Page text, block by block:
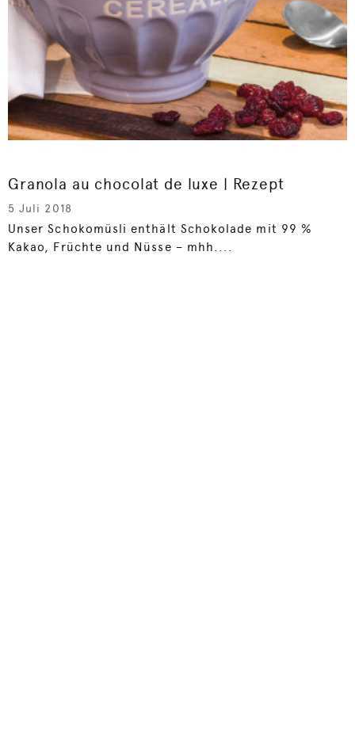
Granola au chocolat de luxe | Rezept
5 Juli 2018
Unser Schokomüsli enthält Schokolade mit 99 %
Kakao, Früchte und Nüsse – mhh....